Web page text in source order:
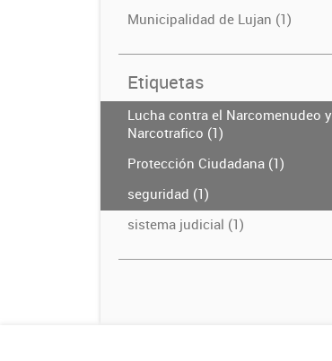
Municipalidad de Lujan (1)
Etiquetas
Lucha contra el Narcomenudeo y
Narcotrafico (1)
Protección Ciudadana (1)
seguridad (1)
sistema judicial (1)